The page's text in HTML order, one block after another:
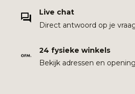
Live chat
Direct antwoord op je
24 fysieke winkels
Bekijk adressen en